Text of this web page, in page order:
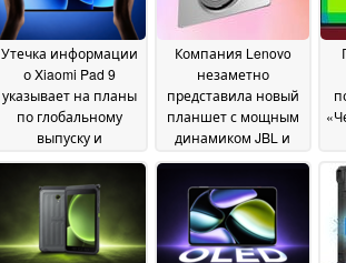
Утечка информации
о Xiaomi Pad 9
указывает на планы
по глобальному
выпуску и
23 June 2026
Компания Lenovo
незаметно
представила новый
планшет с мощным
динамиком JBL и
June 2026